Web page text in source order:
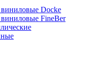
Docke
FineBer